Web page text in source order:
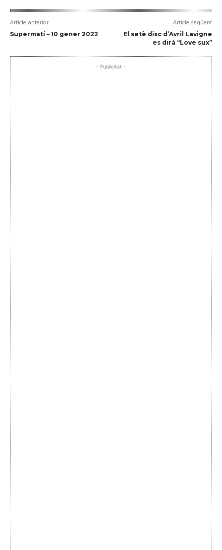
Article anterior
Supermatí – 10 gener 2022
Article següent
El setè disc d’Avril Lavigne
es dirà “Love sux”
- Publicitat -